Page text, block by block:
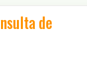
de